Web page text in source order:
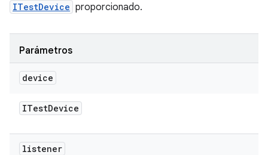
ITestDevice proporcionado.
Parámetros
device
ITestDevice
listener